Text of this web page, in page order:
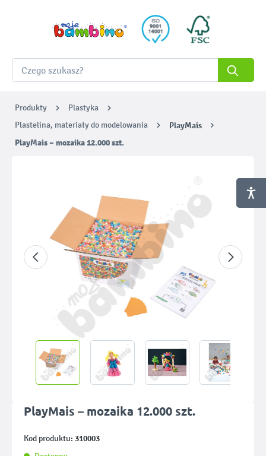
Produkty
Plastyka
Plastelina, materiały do modelowania
PlayMais
PlayMais – mozaika 12.000 szt.
PlayMais – mozaika 12.000 szt.
Kod produktu: 310003